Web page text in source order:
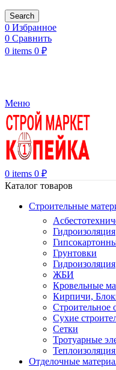
Search
0 Избранное
0 Сравнить
0 items 0 ₽
Меню
0 items 0 ₽
Каталог товаров
Строительные
Гидроизоляция
Грунтовки
Гидроизоляция
ЖБИ
Кровельные
Кирпичи,
Строительное
Сухие
Сетки
Тротуарные
Отделочные